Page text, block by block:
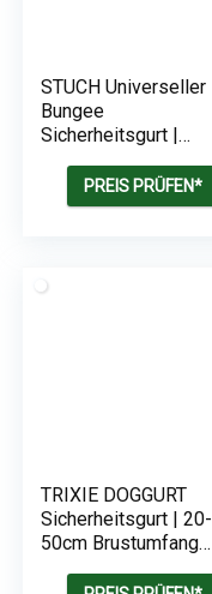
STUCH Universeller
Bungee
Sicherheitsgurt |
Hunderassen &
Autotypen
PREIS PRÜFEN*
TRIXIE DOGGURT
Sicherheitsgurt | 20-
50cm Brustumfang